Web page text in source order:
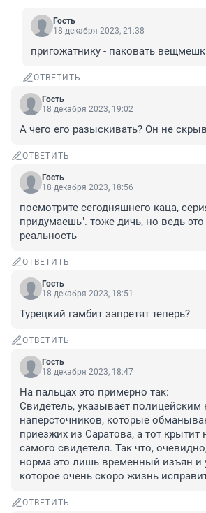
Гость
18 декабря 2023, 21:38
пригожатнику - паковать
ОТВЕТИТЬ
Гость
18 декабря 2023, 19:02
А чего его разыскивать? Он не
ОТВЕТИТЬ
Гость
18 декабря 2023, 18:56
посмотрите сегодняшнего каца,
придумаешь". тоже дичь, но ведь
реальность
ОТВЕТИТЬ
Гость
18 декабря 2023, 18:51
Турецкий гамбит запретят теперь?
ОТВЕТИТЬ
Гость
18 декабря 2023, 18:47
На пальцах это примерно так:
Свидетель, указывает полицейским
наперсточников, которые
приезжих из Саратова, а тот
самого свидетеля. Так что,
норма это лишь временный изъян и
которое очень скоро жизнь
ОТВЕТИТЬ